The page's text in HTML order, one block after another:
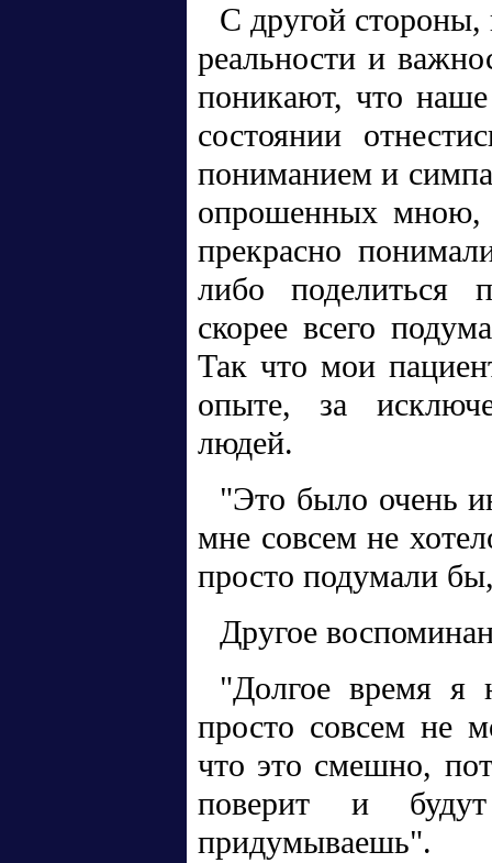
С другой
реальности и
поникают, что
состоянии
пониманием и
опрошенных мною,
прекрасно
либо поделиться
скорее всего
Так что мои
опыте, за
людей.
"Это было очень
мне совсем не
просто подумали
Другое
"Долгое время я
просто совсем не
что это смешно,
поверит и
придумываешь".